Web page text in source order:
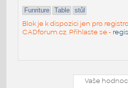
Funriture Table stůl
Blok je k dispozici jen pro
CADforum.cz. Přihlaste se -
Vaše